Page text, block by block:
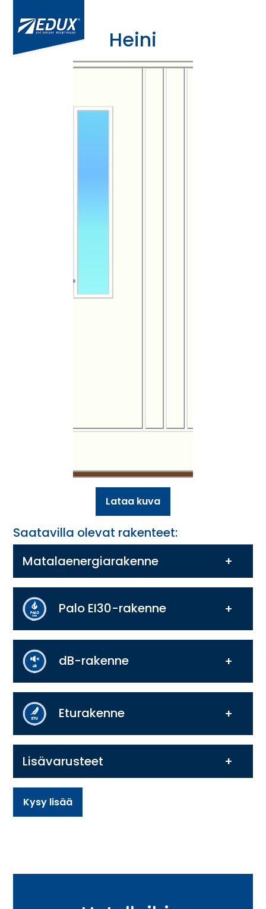
Heini
Lataa kuva
Saatavilla olevat rakenteet:
Matalaenergiarakenne
Palo EI30-rakenne
dB-rakenne
Eturakenne
Lisävarusteet
Kysy lisää